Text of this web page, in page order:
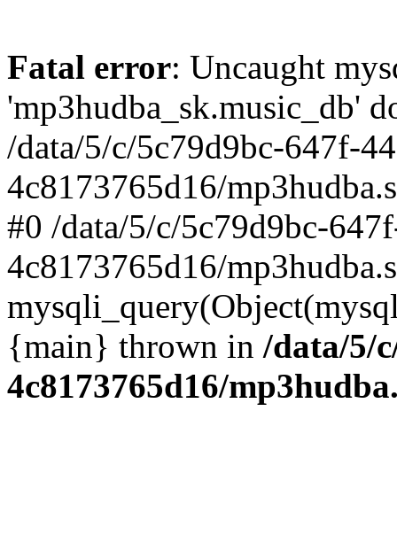
Fatal error: Uncaught
'mp3hudba_sk.music_db'
/data/5/c/5c79d9bc-647f-
4c8173765d16/
#0 /data/5/c/5c79d9bc-
4c8173765d16/
{main} thrown in /data/5/
4c8173765d16/